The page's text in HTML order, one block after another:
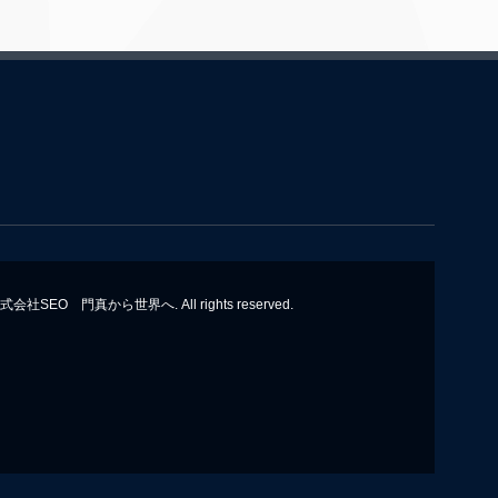
会社SEO 門真から世界へ. All rights reserved.